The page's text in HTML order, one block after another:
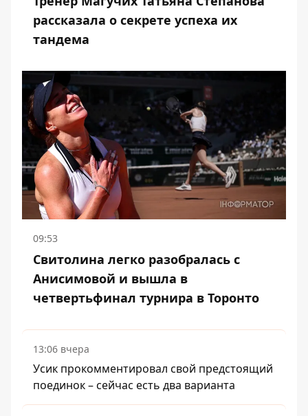
рассказала о секрете успеха их
тандема
09:53
Свитолина легко разобралась с
Анисимовой и вышла в
четвертьфинал турнира в Торонто
13:06 вчера
Усик прокомментировал свой предстоящий
поединок – сейчас есть два варианта